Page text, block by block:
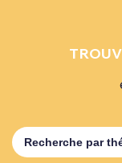
Recherche par